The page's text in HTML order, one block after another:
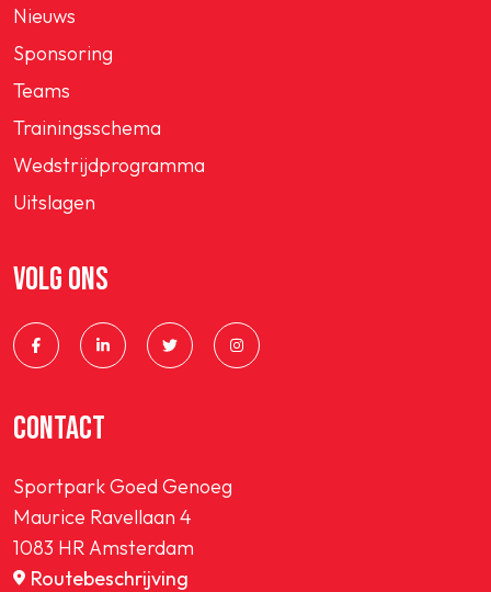
Nieuws
Sponsoring
Teams
Trainingsschema
Wedstrijdprogramma
Uitslagen
VOLG ONS
CONTACT
Sportpark Goed Genoeg
Maurice Ravellaan 4
1083 HR Amsterdam
Routebeschrijving